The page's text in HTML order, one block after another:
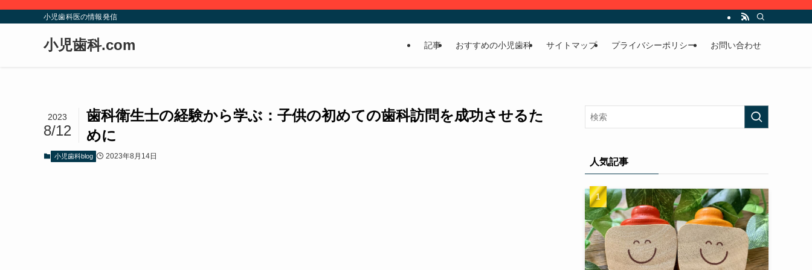
小児歯科医の情報発信
小児歯科.com 記事 おすすめの小児歯科 サイトマップ プライバシーポリシー お問い合わせ
歯科衛生士の経験から学ぶ：子供の初めての歯科訪問を成功させるた
めに
2023
8/12
小児歯科blog 2023年8月14日
人気記事